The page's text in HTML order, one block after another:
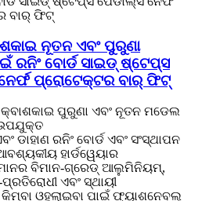
ନୂତନ ଏବଂ ପୁରୁଣା
ରନିଂ ବୋର୍ଡ ସାଇଡ୍ ଷ୍ଟେପ୍ସ
ପ୍ରୋଟେକ୍ଟର ବାର୍ ଫିଟ୍
କ୍ବାଶକାଇ ପୁରୁଣା ଏବଂ ନୂତନ ମଡେଲ
ଡାହାଣ ରନିଂ ବୋର୍ଡ ଏବଂ ସଂସ୍ଥାପନ
ହାର୍ଡୱେୟାର
ବିମାନ-ଗ୍ରେଡ୍ ଆଲୁମିନିୟମ୍,
ଏବଂ ସ୍ଥାୟୀ
କିମ୍ବା ଓହ୍ଲାଇବା ପାଇଁ ଫ୍ୟାଶନେବଲ୍